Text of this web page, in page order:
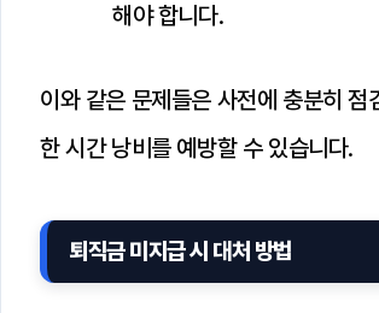
해야 합니다.
이와 같은 문제들은 사전에 충분히 점
한 시간 낭비를 예방할 수 있습니다.
퇴직금 미지급 시 대처 방법